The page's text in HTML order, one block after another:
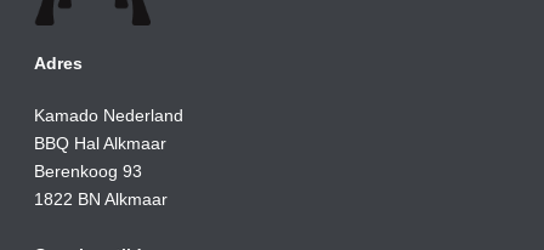
Adres
Kamado Nederland
BBQ Hal Alkmaar
Berenkoog 93
1822 BN Alkmaar